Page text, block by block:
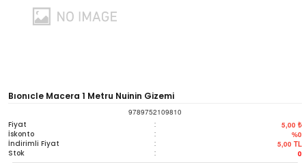
Bıonıcle Macera 1 Metru Nuinin Gizemi
9789752109810
Fiyat : 5,00 ₺
İskonto : %0
İndirimli Fiyat : 5,00 TL
Stok : 0